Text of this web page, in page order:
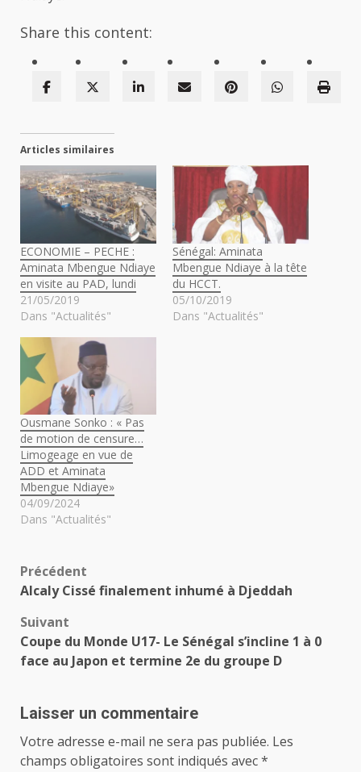
Share this content:
Articles similaires
ECONOMIE – PECHE :
Aminata Mbengue Ndiaye
en visite au PAD, lundi
21/05/2019
Dans "Actualités"
Sénégal: Aminata
Mbengue Ndiaye à la tête
du HCCT.
05/10/2019
Dans "Actualités"
Ousmane Sonko : « Pas
de motion de censure…
Limogeage en vue de
ADD et Aminata
Mbengue Ndiaye»
04/09/2024
Dans "Actualités"
Navigation
d’article
Précédent
Alcaly Cissé finalement inhumé à Djeddah
Suivant
Coupe du Monde U17- Le Sénégal s’incline 1 à 0
face au Japon et termine 2e du groupe D
Laisser un commentaire
Votre adresse e-mail ne sera pas publiée. Les
champs obligatoires sont indiqués avec*